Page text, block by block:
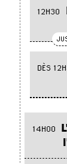
12H30
DÈS
14H00